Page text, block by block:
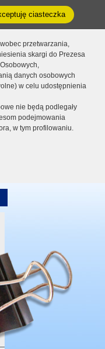
ciasteczka
przetwarzania,
skargi do Prezesa
danych osobowych
w celu udostępnienia
nie będą podlegały
podejmowania
w tym profilowaniu.